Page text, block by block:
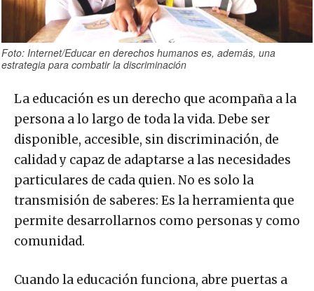
Foto: Internet/Educar en derechos humanos es, además, una
estrategia para combatir la discriminación
La educación es un derecho que acompaña a la
persona a lo largo de toda la vida. Debe ser
disponible, accesible, sin discriminación, de
calidad y capaz de adaptarse a las necesidades
particulares de cada quien. No es solo la
transmisión de saberes: Es la herramienta que
permite desarrollarnos como personas y como
comunidad.
Cuando la educación funciona, abre puertas a